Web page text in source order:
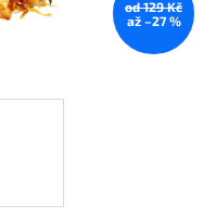
od 129 Kč
až –27 %